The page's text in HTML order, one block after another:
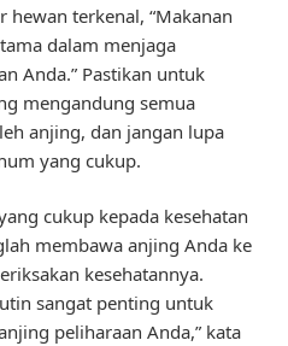
hewan terkenal, “Makanan
dalam menjaga
Anda.” Pastikan untuk
mengandung semua
anjing, dan jangan lupa
yang cukup.
cukup kepada kesehatan
membawa anjing Anda ke
kesehatannya.
sangat penting untuk
peliharaan Anda,” kata